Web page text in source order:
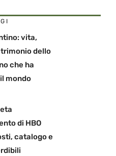
vita,
dello
che ha
mondo
di HBO
catalogo e